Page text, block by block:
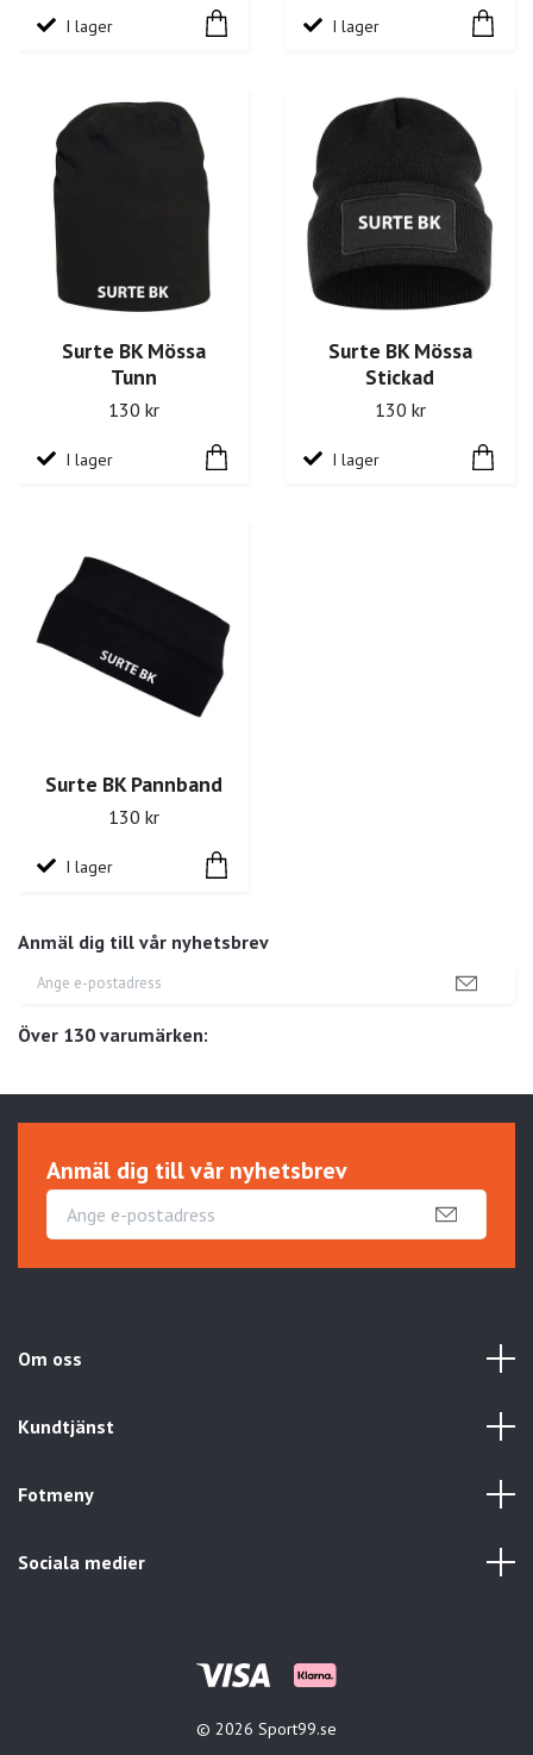
Anmäl dig till vår nyhetsbrev
Över 130 varumärken:
I lager I lager
Surte BK Mössa
Tunn
130 kr
I lager
Surte BK Mössa
Stickad
130 kr
I lager
Surte BK Pannband
130 kr
I lager
Anmäl dig till vår nyhetsbrev
Om oss
Kundtjänst
Fotmeny
Sociala medier
© 2026 Sport99.se